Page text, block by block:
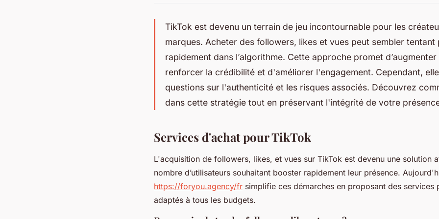
TikTok est devenu un terrain de jeu incontournable pour les
marques. Acheter des followers, likes et vues peut sembler
rapidement dans l’algorithme. Cette approche promet
renforcer la crédibilité et d'améliorer l'engagement. Cependant,
questions sur l'authenticité et les risques associés. Découvrez
dans cette stratégie tout en préservant l'intégrité de votre
Services d'achat pour TikTok
L'acquisition de followers, likes, et vues sur TikTok est devenu une solution
nombre d’utilisateurs souhaitant booster rapidement leur présence.
https://foryou.agency/fr simplifie ces démarches en proposant des services
adaptés à tous les budgets.